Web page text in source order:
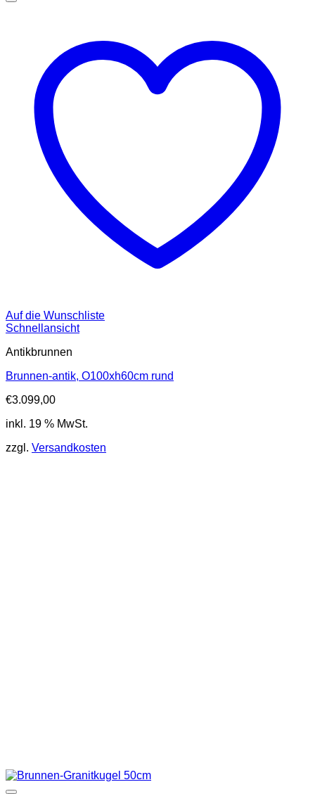
Auf die Wunschliste
Schnellansicht
Antikbrunnen
Brunnen-antik, O100xh60cm rund
€3.099,00
inkl. 19 % MwSt.
zzgl. Versandkosten